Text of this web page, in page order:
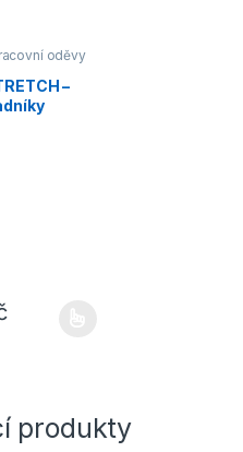
oděvy
–
více variant. Možnosti lze
produkty